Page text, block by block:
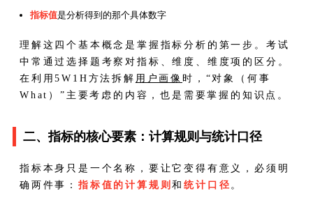
指标值是分析得到的那个具体数字
理解这四个基本概念是掌握指标分析的第一步。考试
中常通过选择题考察对指标、维度、维度项的区分。
在利用5W1H方法拆解 用户画像 时，“对象（何事
What）”主要考虑的内容，也是需要掌握的知识点。
二、指标的核心要素：计算规则与统计口径
指标本身只是一个名称，要让它变得有意义，必须明
确两件事： 指标值的计算规则和统计口径 。